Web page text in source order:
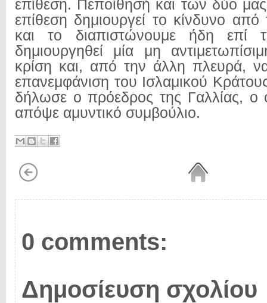
επίθεση. Πεποίθησή και των δύο μας
επίθεση δημιουργεί το κίνδυνο
και το διαπιστώνουμε ήδη επί
δημιουργηθεί μία μη
κρίση και, από την άλλη πλευρά,
επανεμφάνιση του Ισλαμικού
δήλωσε ο πρόεδρος της Γαλλίας, ο
απόψε αμυντικό συμβούλιο.
0 comments:
Δημοσίευση σχολίου